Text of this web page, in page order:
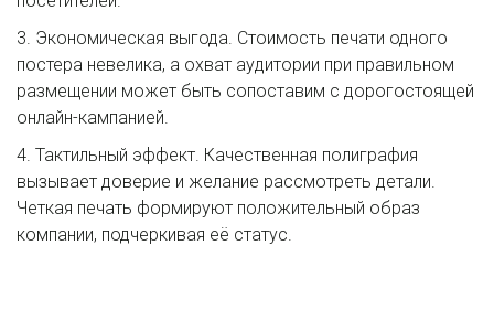
3. Экономическая выгода. Стоимость печати одного
постера невелика, а охват аудитории при правильном
размещении может быть сопоставим с дорогостоящей
онлайн-кампанией.
4. Тактильный эффект. Качественная полиграфия
вызывает доверие и желание рассмотреть детали.
Четкая печать формируют положительный образ
компании, подчеркивая её статус.